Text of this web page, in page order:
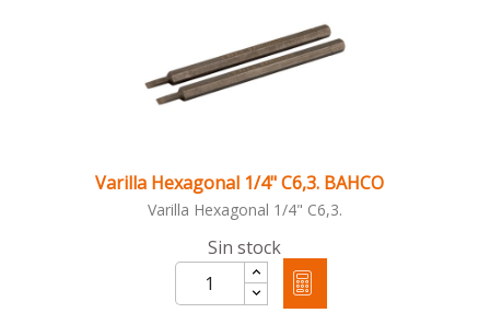
Varilla Hexagonal 1/4" C6,3. BAHCO
Varilla Hexagonal 1/4" C6,3.
Sin stock